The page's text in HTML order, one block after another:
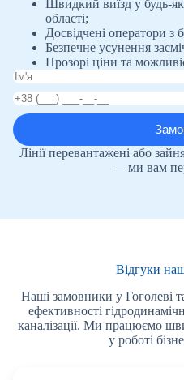
Швидкий виїзд у будь-
області;
Досвідчені оператори з
Безпечне усунення
Прозорі ціни та
Лінії перевантажені або
— ми вам
Відгуки
Наші замовники у Гоголеві
ефективності
каналізації. Ми працюємо
у роботі